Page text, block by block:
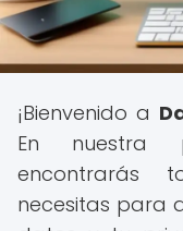
¡Bienvenido a
En nuestra
encontrarás
necesitas para